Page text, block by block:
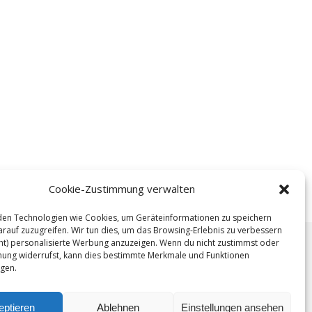
Cookie-Zustimmung verwalten
Technologien wie Cookies, um Geräteinformationen zu speichern
zuzugreifen. Wir tun dies, um das Browsing-Erlebnis zu verbessern
personalisierte Werbung anzuzeigen. Wenn du nicht zustimmst oder
widerrufst, kann dies bestimmte Merkmale und Funktionen
Ablehnen Einstellungen ansehen
.